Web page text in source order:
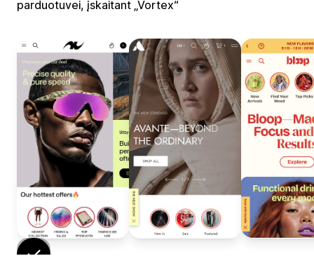
parduotuvei, įskaitant „Vortex“